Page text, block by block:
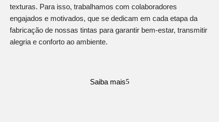
texturas. Para isso, trabalhamos com colaboradores
engajados e motivados, que se dedicam em cada etapa da
fabricação de nossas tintas para garantir bem-estar, transmitir
alegria e conforto ao ambiente.
Saiba mais